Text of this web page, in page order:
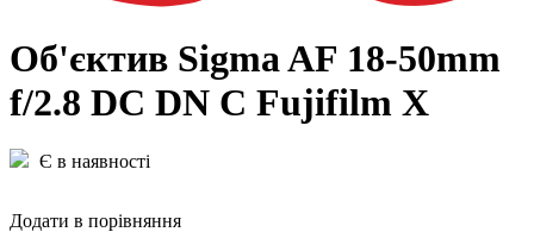
Об'єктив Sigma AF 18-50mm
f/2.8 DC DN C Fujifilm X
Є в наявності
Додати в порівняння